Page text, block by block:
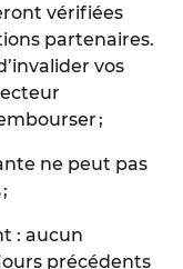
vérifiées
partenaires.
vos
;
ne peut pas
: aucun
précédents